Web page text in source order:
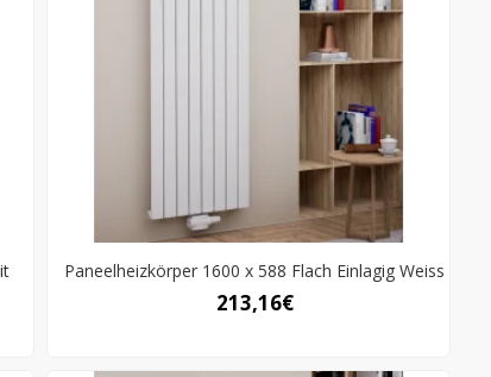
Paneelheizkörper 1600 x 588 Flach Einlagig Weiss
213,16€